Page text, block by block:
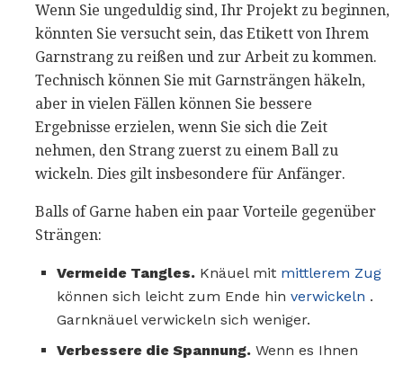
Wenn Sie ungeduldig sind, Ihr Projekt zu beginnen,
könnten Sie versucht sein, das Etikett von Ihrem
Garnstrang zu reißen und zur Arbeit zu kommen.
Technisch können Sie mit Garnsträngen häkeln,
aber in vielen Fällen können Sie bessere
Ergebnisse erzielen, wenn Sie sich die Zeit
nehmen, den Strang zuerst zu einem Ball zu
wickeln. Dies gilt insbesondere für Anfänger.
Balls of Garne haben ein paar Vorteile gegenüber
Strängen:
Vermeide Tangles. Knäuel mit mittlerem Zug
können sich leicht zum Ende hin verwickeln .
Garnknäuel verwickeln sich weniger.
Verbessere die Spannung. Wenn es Ihnen